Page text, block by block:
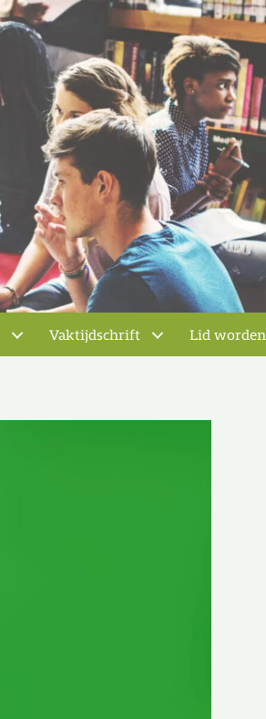
Vaktijdschrift Lid worden